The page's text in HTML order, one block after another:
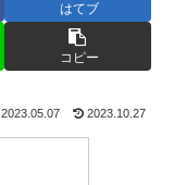
はてブ
コピー
2023.05.07 2023.10.27